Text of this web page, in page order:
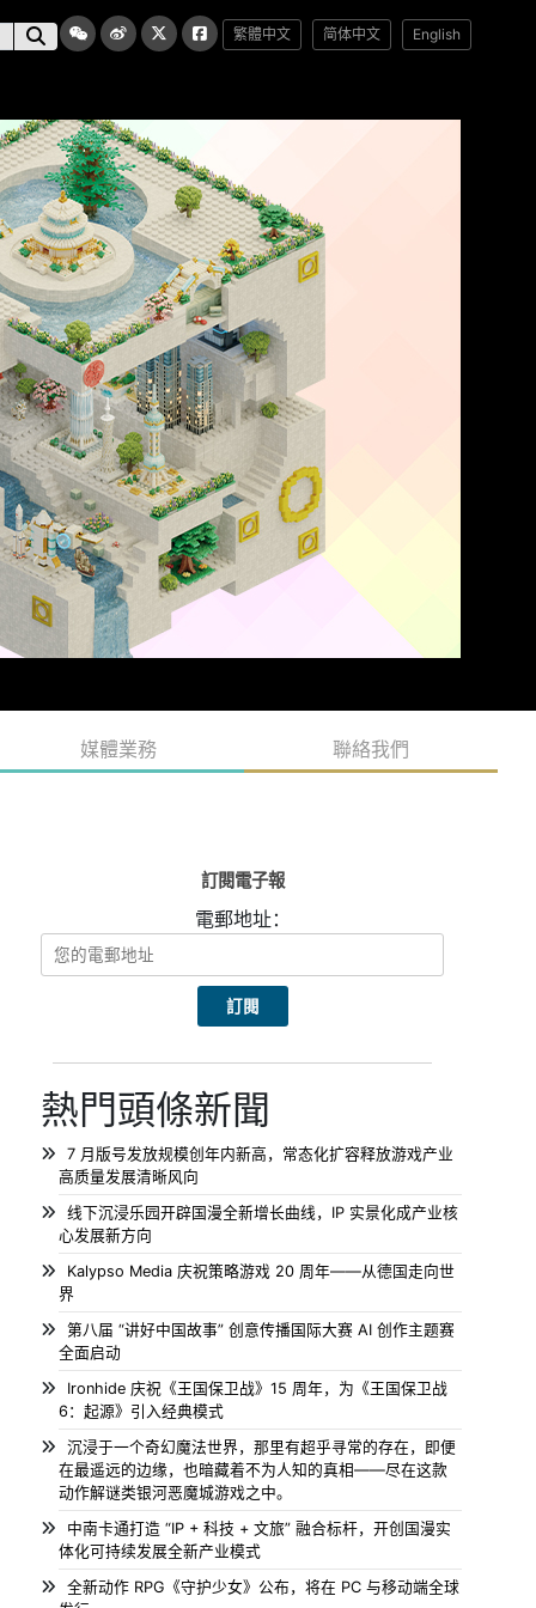
繁體中文 简体中文 English
媒體業務 聯絡我們
訂閱電子報
電郵地址：
熱門頭條新聞
7 月版号发放规模创年内新高，常态化扩容释放游戏产业
高质量发展清晰风向
线下沉浸乐园开辟国漫全新增长曲线，IP 实景化成产业核
心发展新方向
Kalypso Media 庆祝策略游戏 20 周年——从德国走向世
界
第八届 “讲好中国故事” 创意传播国际大赛 AI 创作主题赛
全面启动
Ironhide 庆祝《王国保卫战》15 周年，为《王国保卫战
6：起源》引入经典模式
沉浸于一个奇幻魔法世界，那里有超乎寻常的存在，即便
在最遥远的边缘，也暗藏着不为人知的真相——尽在这款
动作解谜类银河恶魔城游戏之中。
中南卡通打造 “IP + 科技 + 文旅” 融合标杆，开创国漫实
体化可持续发展全新产业模式
全新动作 RPG《守护少女》公布，将在 PC 与移动端全球